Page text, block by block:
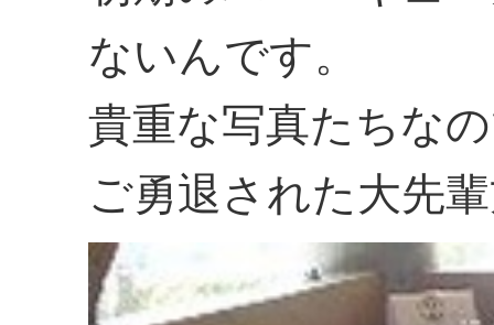
ないんです。
貴重な写真たちな
ご勇退された大先